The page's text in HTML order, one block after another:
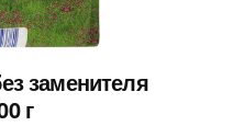
заменителя
г